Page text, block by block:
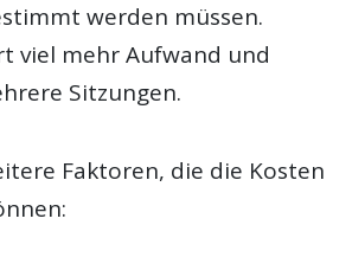
werden müssen.
viel mehr Aufwand und
Sitzungen.
Faktoren, die die Kosten